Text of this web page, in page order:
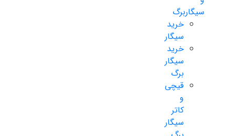
سیگاربرگ
خرید
سیگار
خرید
سیگار
برگ
قیچی
و
کاتر
سیگار